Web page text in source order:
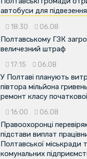
автобуси для
18:30 06.08
Полтавському ГЗК
величезний штраф
17:15 06.08
У Полтаві планують
півтора мільйона
ремонт класу
16:00 06.08
Правоохоронці
підстави виплат
Полтавської міськради
комунальних